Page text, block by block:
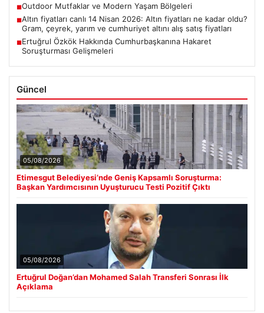
■Outdoor Mutfaklar ve Modern Yaşam Bölgeleri
■Altın fiyatları canlı 14 Nisan 2026: Altın fiyatları ne kadar oldu?
Gram, çeyrek, yarım ve cumhuriyet altını alış satış fiyatları
■Ertuğrul Özkök Hakkında Cumhurbaşkanına Hakaret
Soruşturması Gelişmeleri
Güncel
05/08/2026
Etimesgut Belediyesi’nde Geniş Kapsamlı Soruşturma:
Başkan Yardımcısının Uyuşturucu Testi Pozitif Çıktı
05/08/2026
Ertuğrul Doğan’dan Mohamed Salah Transferi Sonrası İlk
Açıklama